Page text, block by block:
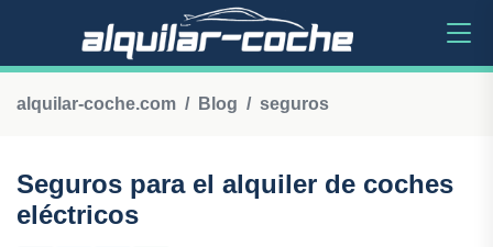
alquilar-coche.com Blog seguros
Seguros para el alquiler de coches
eléctricos